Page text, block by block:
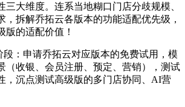
三大维度。连系当地糊口门店分歧规模、
，拆解乔拓云各版本的功能适配优先级，
版的适配价值！
：申请乔拓云对应版本的免费试用，模
（收银、会员注册、预定、营销），测试
，沉点测试高级版的多门店协同、AI营